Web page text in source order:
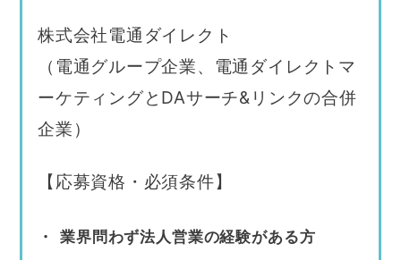
株式会社電通ダイレクト
（電通グループ企業、電通ダイレクトマ
ーケティングとDAサーチ&リンクの合併
企業）
【応募資格・必須条件】
業界問わず法人営業の経験がある方